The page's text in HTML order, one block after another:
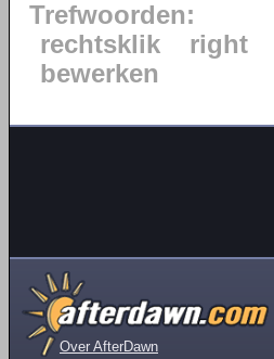
Trefwoorden:
rechtsklik
right
bewerken
Over AfterDawn